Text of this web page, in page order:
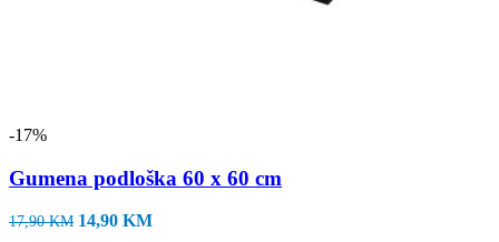
-17%
Gumena podloška 60 x 60 cm
17,90KM Izvorna
14,90 KMTrenutna